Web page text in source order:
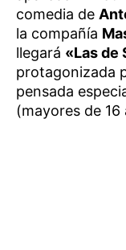
comedia de
la compañía
llegará «Las de
protagonizada
pensada
(mayores de 16